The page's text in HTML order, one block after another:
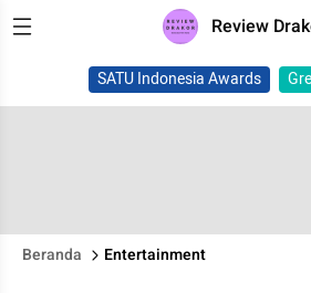
Review
SATU Indonesia Awards
Beranda Entertainment